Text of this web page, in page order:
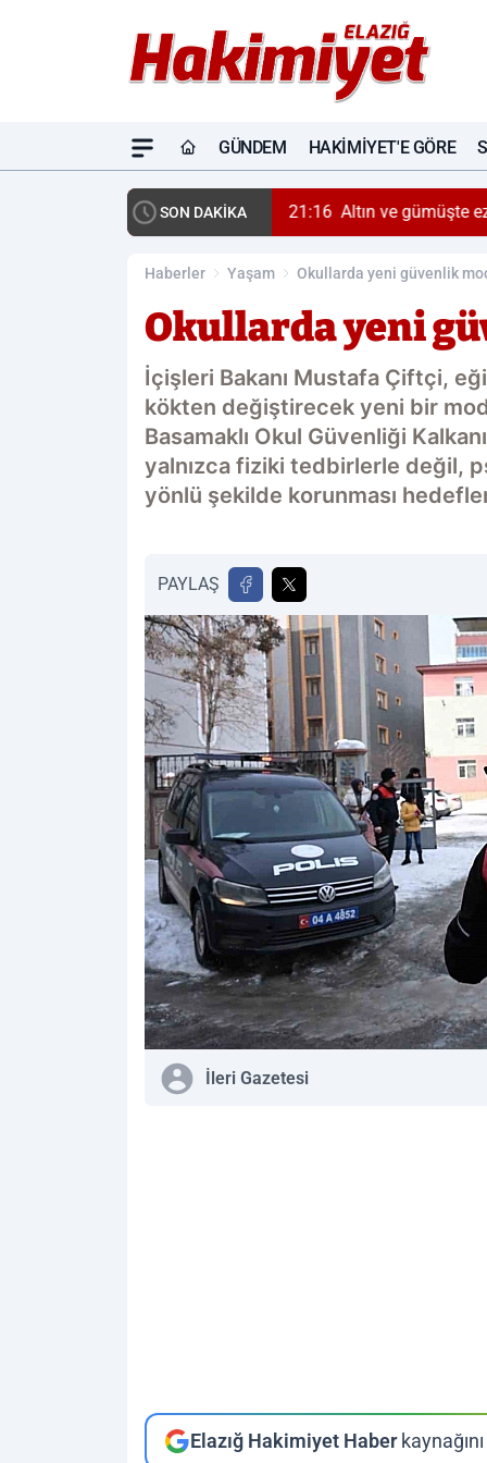
GÜNDEM HAKIMIYET'E GÖRE
SON DAKİKA 21:16 Altın ve gümüşte
Haberler Yaşam Okullarda yeni güvenlik
Okullarda yeni
İçişleri Bakanı Mustafa Çiftçi,
kökten değiştirecek yeni bir
Basamaklı Okul Güvenliği
yalnızca fiziki tedbirlerle değil,
yönlü şekilde korunması
PAYLAŞ
İleri Gazetesi
Elazığ Hakimiyet Haber